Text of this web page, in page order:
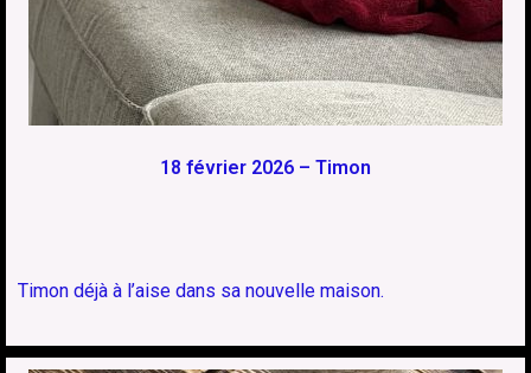
18 février 2026 – Timon
Timon déjà à l’aise dans sa nouvelle maison.